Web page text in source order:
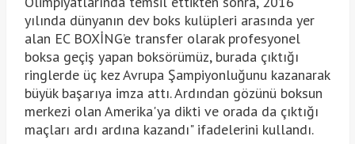
yılında dünyanın dev boks kulüpleri arasında yer
alan EC BOXİNG’e transfer olarak profesyonel
boksa geçiş yapan boksörümüz, burada çıktığı
ringlerde üç kez Avrupa Şampiyonluğunu kazanarak
büyük başarıya imza attı. Ardından gözünü boksun
merkezi olan Amerika'ya dikti ve orada da çıktığı
maçları ardı ardına kazandı" ifadelerini kullandı.